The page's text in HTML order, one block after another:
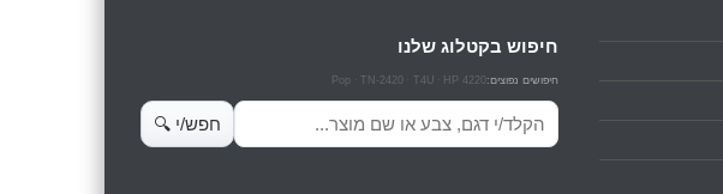
חיפוש בקטלוג שלנו
חיפושים נפוצים:HP 4220
T4U
TN-2420
Pop
חיפוש מוצרים
חפש/י 🔍